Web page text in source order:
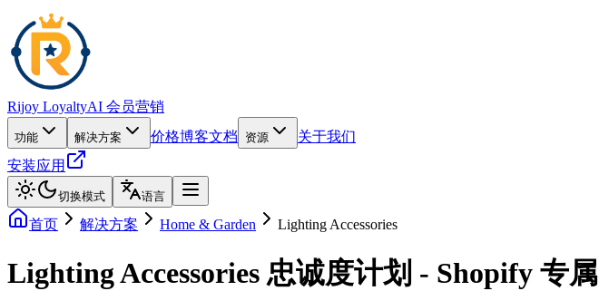
Rijoy LoyaltyAI 会员营销
功能 解决方案 价格博客文档 资源
关于我们
安装应用
切换模式 语言
首页 解决方案 Home & Garden Lighting Accessories
Lighting Accessories 忠诚度计划 - Shopify 专属